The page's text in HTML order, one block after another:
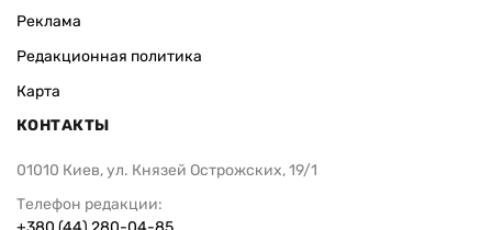
Реклама
Редакционная политика
Карта
КОНТАКТЫ
01010 Киев, ул. Князей Острожских, 19/1
Телефон редакции: